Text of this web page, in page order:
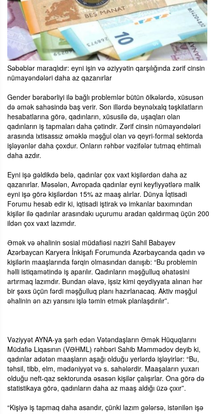
Səbəblər maraqlıdır: eyni işin və əziyyətin qarşılığında zərif cinsin
nümayəndələri daha az qazanırlar
Gender bərabərliyi ilə bağlı problemlər bütün ölkələrdə, xüsusən
də əmək sahəsində baş verir. Son illərdə beynəlxalq təşkilatların
hesabatlarına görə, qadınların, xüsusilə də, uşaqları olan
qadınların iş tapmaları daha çətindir. Zərif cinsin nümayəndələri
arasında ixtisassız əməklə məşğul olan və qeyri-formal sektorda
işləyənlər daha çoxdur. Onların rəhbər vəzifələr tutmaq ehtimalı
daha azdır.
Eyni işə gəldikdə belə, qadınlar çox vaxt kişilərdən daha az
qazanırlar. Məsələn, Avropada qadınlar eyni keyfiyyətlərə malik
eyni işə görə kişilərdən 15% az maaş alırlar. Dünya İqtisadi
Forumu hesab edir ki, iqtisadi iştirak və imkanlar baxımından
kişilər ilə qadınlar arasındakı uçurumu aradan qaldırmaq üçün 200
ildən çox vaxt lazımdır.
Əmək və əhalinin sosial müdafiəsi naziri Sahil Babayev
Azərbaycan Karyera İnkişafı Forumunda Azərbaycanda qadın və
kişilərin maaşlarında fərqin olmasından danışıb: “Bu problemin
həlli istiqamətində iş aparılır. Qadınların məşğulluq əhatəsini
artırmaq lazımdır. Bundan əlavə, işsiz kimi qeydiyyata alınan hər
bir şəxs üçün fərdi məşğulluq planı hazırlanacaq. Aktiv məşğul
əhalinin ən azı yarısını işlə təmin etmək planlaşdırılır”.
Vəziyyət AYNA-ya şərh edən Vətəndaşların Əmək Hüquqlarını
Müdafiə Liqasının (VƏHML) rəhbəri Sahib Məmmədov deyib ki,
qadınlar adətən maaşların aşağı olduğu yerlərdə işləyirlər: “Bu,
təhsil, tibb, elm, mədəniyyət və s. sahələrdir. Maaşaların yuxarı
olduğu neft-qaz sektorunda əsasən kişilər çalışırlar. Ona görə də
statistikaya görə, qadınların daha az maaş aldığı üzə çıxır”.
“Kişiyə iş tapmaq daha asandır, çünki lazım gələrsə, istənilən işə